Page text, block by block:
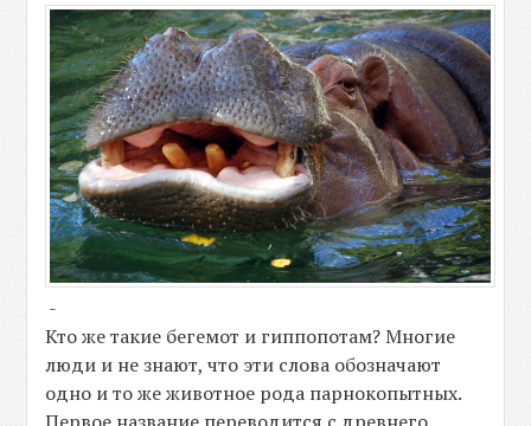
-
Кто же такие бегемот и гиппопотам? Многие
люди и не знают, что эти слова обозначают
одно и то же животное рода парнокопытных.